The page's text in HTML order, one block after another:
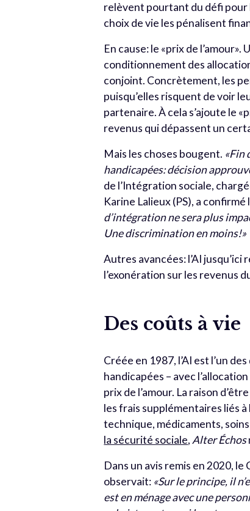
relèvent pourtant du défi pour
choix de vie les pénalisent
En cause: le «prix de
conditionnement des
conjoint. Concrètement, les
puisqu’elles risquent de voir
partenaire. À cela s’ajoute le
revenus qui dépassent un
Mais les choses bougent. «Fin
handicapées: décision
de l’Intégration sociale,
Karine Lalieux (PS), a
d’intégration ne sera plus
Une discrimination en moins!»
Autres avancées: l’AI
l’exonération sur les revenus
Des coûts à vie
Créée en 1987, l’AI est l’un
handicapées – avec
prix de l’amour. La raison
les frais supplémentaires liés
technique, médicaments,
la sécurité sociale, Alter Échos
Dans un avis remis en 2020,
observait: «Sur le principe, il
est en ménage avec une